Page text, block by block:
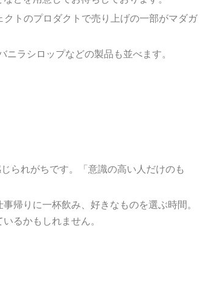
クトのプロダクトで売り上げの一部がマダガ
ニラシロップなどの製品も並べます。
られがちです。「意識の高い人だけのも
帰りに一杯飲み、好きなものを選ぶ時間。
るかもしれません。